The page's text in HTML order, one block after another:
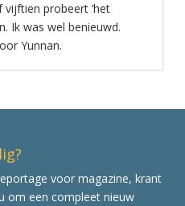
vijftien probeert ‘het
Ik was wel benieuwd.
Yunnan.
voor magazine, krant
om een compleet nieuw